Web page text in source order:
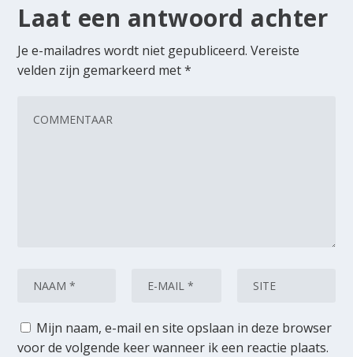
Laat een antwoord achter
Je e-mailadres wordt niet gepubliceerd. Vereiste
velden zijn gemarkeerd met*
Mijn naam, e-mail en site opslaan in deze browser
voor de volgende keer wanneer ik een reactie plaats.